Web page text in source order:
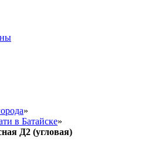
»
в Батайске»
Д2 (угловая)